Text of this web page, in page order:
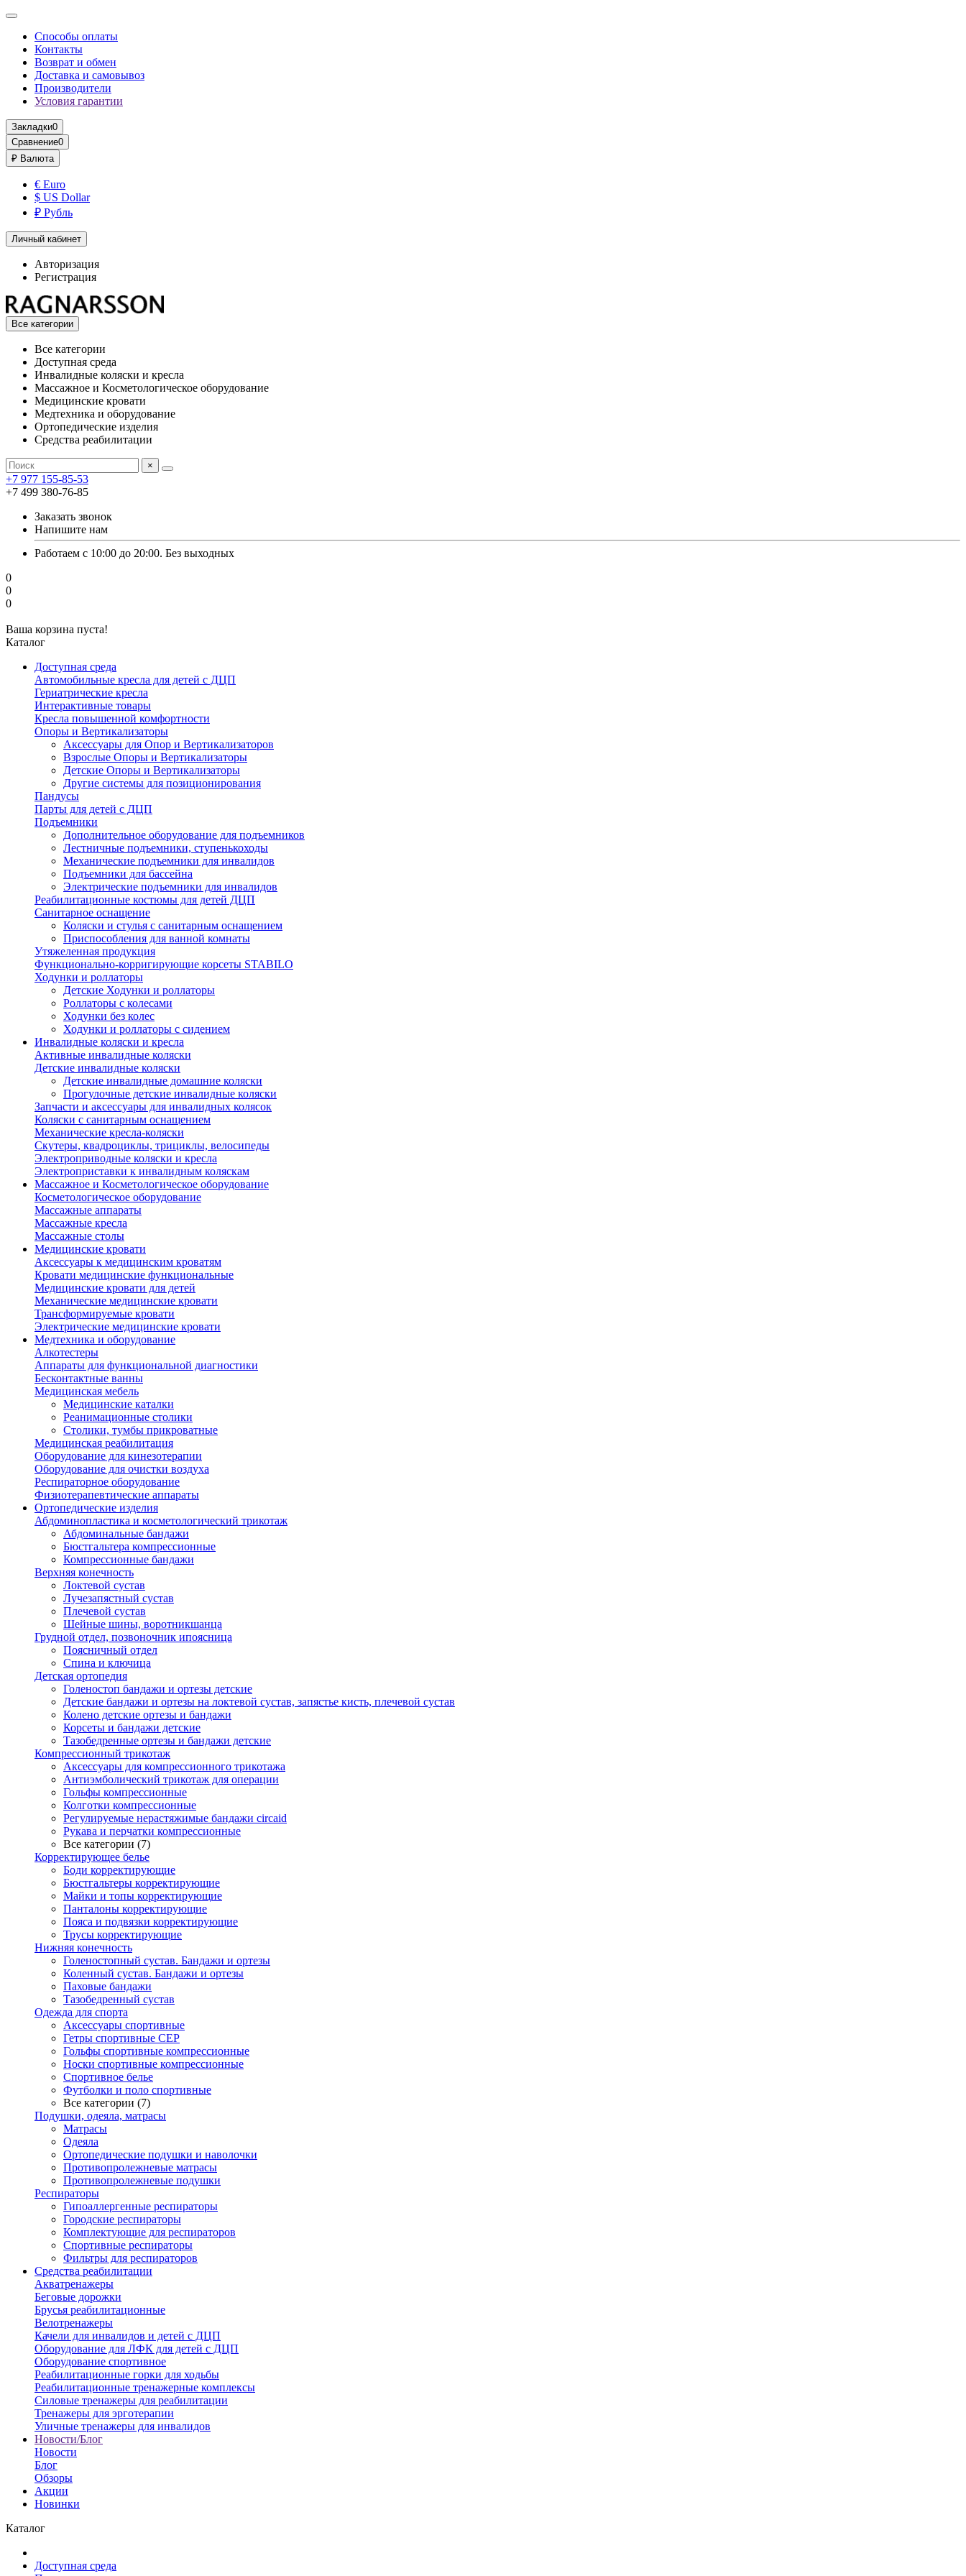
Способы оплаты
Контакты
Возврат и обмен
Доставка и самовывоз
Производители
Условия гарантии
Закладки0
Сравнение0
₽ Валюта
€ Euro
$ US Dollar
₽ Рубль
Личный кабинет
Авторизация
Регистрация
Все категории
Все категории
Доступная среда
Инвалидные коляски и кресла
Массажное и Косметологическое оборудование
Медицинские кровати
Медтехника и оборудование
Ортопедические изделия
Средства реабилитации
×
+7 977 155-85-53
+7 499 380-76-85
Заказать звонок
Напишите нам
Работаем с 10:00 до 20:00. Без выходных
0
0
0
Ваша корзина пуста!
Каталог
Доступная среда
Автомобильные кресла для детей с ДЦП
Гериатрические кресла
Интерактивные товары
Кресла повышенной комфортности
Опоры и Вертикализаторы
Аксессуары для Опор и Вертикализаторов
Взрослые Опоры и Вертикализаторы
Детские Опоры и Вертикализаторы
Другие системы для позиционирования
Пандусы
Парты для детей с ДЦП
Подъемники
Дополнительное оборудование для подъемников
Лестничные подъемники, ступенькоходы
Механические подъемники для инвалидов
Подъемники для бассейна
Электрические подъемники для инвалидов
Реабилитационные костюмы для детей ДЦП
Санитарное оснащение
Коляски и стулья с санитарным оснащением
Приспособления для ванной комнаты
Утяжеленная продукция
Функционально-корригирующие корсеты STABILO
Ходунки и роллаторы
Детские Ходунки и роллаторы
Роллаторы с колесами
Ходунки без колес
Ходунки и роллаторы с сидением
Инвалидные коляски и кресла
Активные инвалидные коляски
Детские инвалидные коляски
Детские инвалидные домашние коляски
Прогулочные детские инвалидные коляски
Запчасти и аксессуары для инвалидных колясок
Коляски с санитарным оснащением
Механические кресла-коляски
Скутеры, квадроциклы, трициклы, велосипеды
Электроприводные коляски и кресла
Электроприставки к инвалидным коляскам
Массажное и Косметологическое оборудование
Косметологическое оборудование
Массажные аппараты
Массажные кресла
Массажные столы
Медицинские кровати
Аксессуары к медицинским кроватям
Кровати медицинские функциональные
Медицинские кровати для детей
Механические медицинские кровати
Трансформируемые кровати
Электрические медицинские кровати
Медтехника и оборудование
Алкотестеры
Аппараты для функциональной диагностики
Бесконтактные ванны
Медицинская мебель
Медицинские каталки
Реанимационные столики
Столики, тумбы прикроватные
Медицинская реабилитация
Оборудование для кинезотерапии
Оборудование для очистки воздуха
Респираторное оборудование
Физиотерапевтические аппараты
Ортопедические изделия
Абдоминопластика и косметологический трикотаж
Абдоминальные бандажи
Бюстгальтера компрессионные
Компрессионные бандажи
Верхняя конечность
Локтевой сустав
Лучезапястный сустав
Плечевой сустав
Шейные шины, воротникшанца
Грудной отдел, позвоночник ипоясница
Поясничный отдел
Спина и ключица
Детская ортопедия
Голеностоп бандажи и ортезы детские
Детские бандажи и ортезы на локтевой сустав, запястье кисть, плечевой сустав
Колено детские ортезы и бандажи
Корсеты и бандажи детские
Тазобедренные ортезы и бандажи детские
Компрессионный трикотаж
Аксессуары для компрессионного трикотажа
Антиэмболический трикотаж для операции
Гольфы компрессионные
Колготки компрессионные
Регулируемые нерастяжимые бандажи circaid
Рукава и перчатки компрессионные
Все категории (7)
Корректирующее белье
Боди корректирующие
Бюстгальтеры корректирующие
Майки и топы корректирующие
Панталоны корректирующие
Пояса и подвязки корректирующие
Трусы корректирующие
Нижняя конечность
Голеностопный сустав. Бандажи и ортезы
Коленный сустав. Бандажи и ортезы
Паховые бандажи
Тазобедренный сустав
Одежда для спорта
Аксессуары спортивные
Гетры спортивные CEP
Гольфы спортивные компрессионные
Носки спортивные компрессионные
Спортивное белье
Футболки и поло спортивные
Все категории (7)
Подушки, одеяла, матрасы
Матрасы
Одеяла
Ортопедические подушки и наволочки
Противопролежневые матрасы
Противопролежневые подушки
Респираторы
Гипоаллергенные респираторы
Городские респираторы
Комплектующие для респираторов
Спортивные респираторы
Фильтры для респираторов
Средства реабилитации
Акватренажеры
Беговые дорожки
Брусья реабилитационные
Велотренажеры
Качели для инвалидов и детей с ДЦП
Оборудование для ЛФК для детей с ДЦП
Оборудование спортивное
Реабилитационные горки для ходьбы
Реабилитационные тренажерные комплексы
Силовые тренажеры для реабилитации
Тренажеры для эрготерапии
Уличные тренажеры для инвалидов
Новости/Блог
Новости
Блог
Обзоры
Акции
Новинки
Каталог
Доступная среда